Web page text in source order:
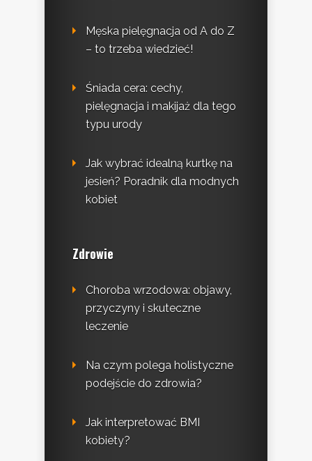
Męska pielęgnacja od A do Z
– to trzeba wiedzieć!
Śniada cera: cechy,
pielęgnacja i makijaż dla tego
typu urody
Jak wybrać idealną kurtkę na
jesień? Poradnik dla modnych
kobiet
Zdrowie
Choroba wrzodowa: objawy,
przyczyny i skuteczne
leczenie
Na czym polega holistyczne
podejście do zdrowia?
Jak interpretować BMI
kobiety?